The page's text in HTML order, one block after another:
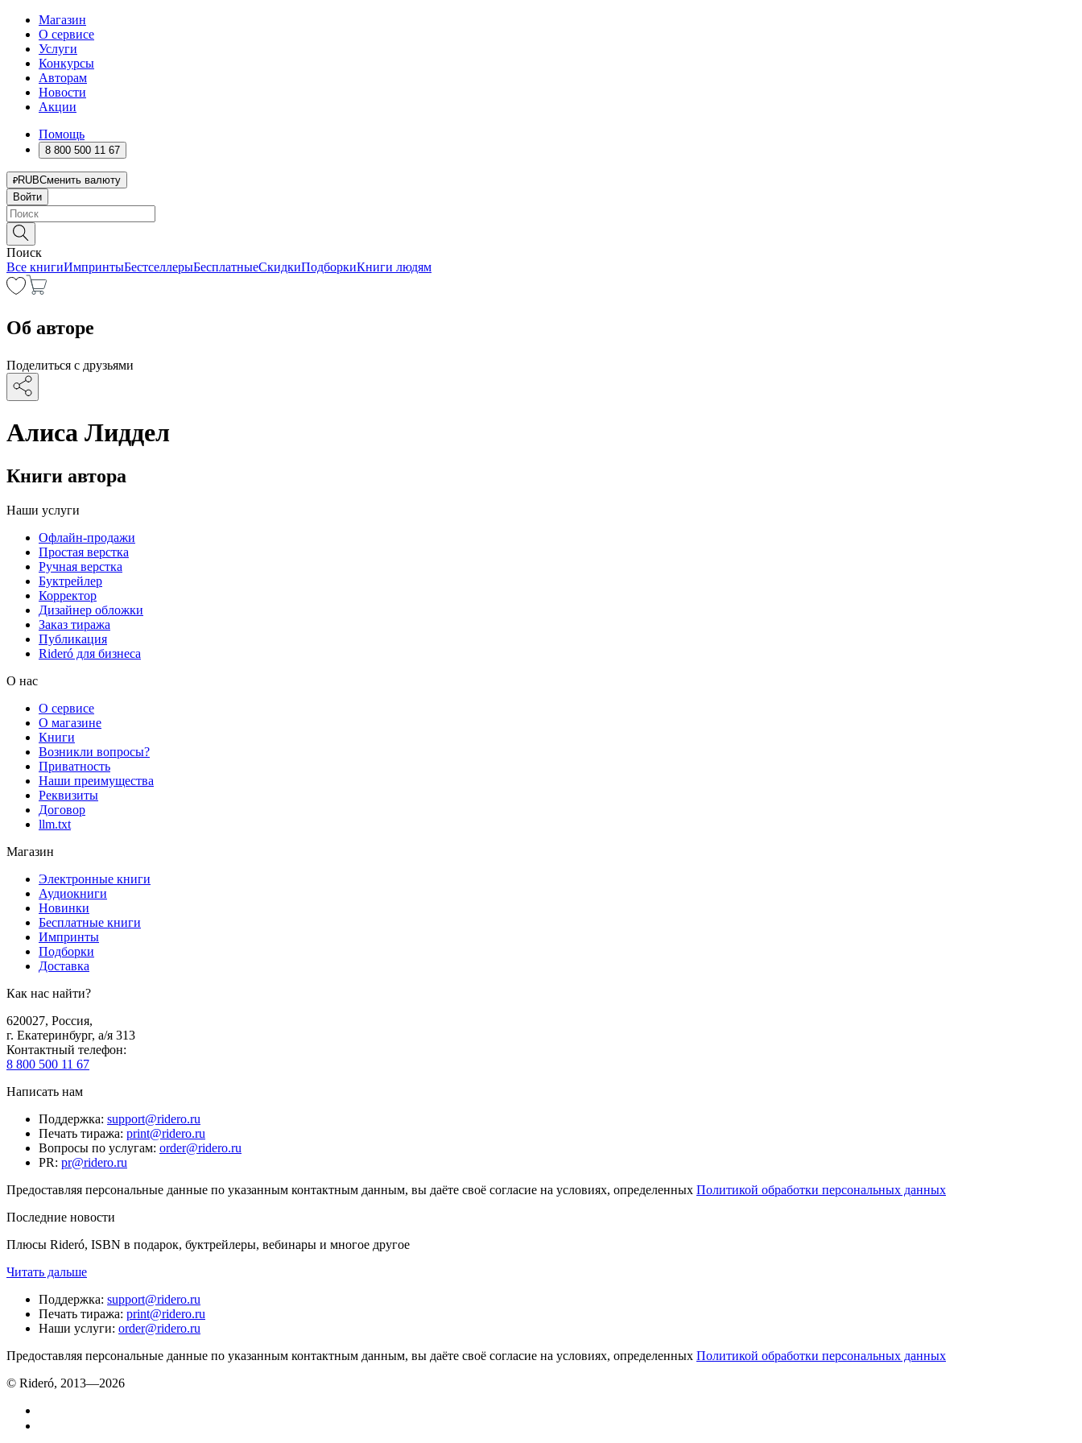
Магазин
О сервисе
Услуги
Конкурсы
Авторам
Новости
Акции
Помощь
8 800 500 11 67
RUBСменить валюту
Войти
Поиск
Все книгиИмпринтыБестселлерыБесплатныеСкидкиПодборкиКниги людям
Об авторе
Поделиться с друзьями
Алиса Лиддел
Книги автора
Наши услуги
Офлайн-продажи
Простая верстка
Ручная верстка
Буктрейлер
Корректор
Дизайнер обложки
Заказ тиража
Публикация
Rideró для бизнеса
О нас
О сервисе
О магазине
Книги
Возникли вопросы?
Приватность
Наши преимущества
Реквизиты
Договор
llm.txt
Магазин
Электронные книги
Аудиокниги
Новинки
Бесплатные книги
Импринты
Подборки
Доставка
Как нас найти?
620027, Россия,
г. Екатеринбург, а/я 313
Контактный телефон:
8 800 500 11 67
Написать нам
Поддержка: support@ridero.ru
Печать тиража: print@ridero.ru
Вопросы по услугам: order@ridero.ru
PR: pr@ridero.ru
Предоставляя персональные данные по указанным контактным данным, вы даёте своё согласие на условиях, определенных Политикой обработки персональных данных
Последние новости
Плюсы Rideró, ISBN в подарок, буктрейлеры, вебинары и многое другое
Читать дальше
Поддержка: support@ridero.ru
Печать тиража: print@ridero.ru
Наши услуги: order@ridero.ru
Предоставляя персональные данные по указанным контактным данным, вы даёте своё согласие на условиях, определенных Политикой обработки персональных данных
© Rideró, 2013—2026